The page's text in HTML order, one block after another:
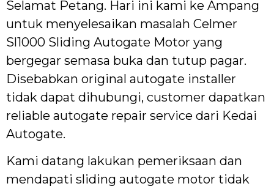
Selamat Petang. Hari ini kami ke Ampang
untuk menyelesaikan masalah Celmer
Sl1000 Sliding Autogate Motor yang
bergegar semasa buka dan tutup pagar.
Disebabkan original autogate installer
tidak dapat dihubungi, customer dapatkan
reliable autogate repair service dari Kedai
Autogate.
Kami datang lakukan pemeriksaan dan
mendapati sliding autogate motor tidak